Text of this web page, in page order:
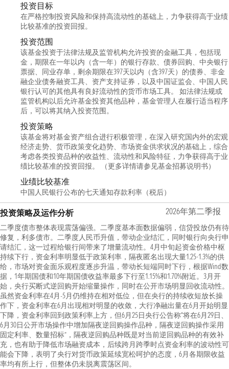
投资目标
在严格控制投资风险和保持高流动性的基础上，力争获得高于业绩
比较基准的投资回报。
投资范围
该基金投资于法律法规及监管机构允许投资的金融工具，包括现
金，期限在一年以内（含一年）的银行存款、债券回购、中央银行
票据、同业存单，剩余期限在397天以内（含397天）的债券、非金
融企业债务融资工具、资产支持证券，以及中国证监会、中国人民
银行认可的其他具有良好流动性的货币市场工具。 如法律法规或
监管机构以后允许基金投资其他品种，基金管理人在履行适当程序
后，可以将其纳入投资范围。
投资策略
该基金将对基金资产组合进行积极管理，在深入研究国内外的宏观
经济走势、货币政策变化趋势、市场资金供求状况的基础上，综合
考虑各类投资品种的收益性、流动性和风险特征，力争获得高于业
绩比较基准的投资回报。 （更多详情请参见基金招募说明书）
业绩比较基准
中国人民银行公布的七天通知存款利率（税后）
投资策略及运作分析 2026年第二季报
二季度债市整体表现震荡偏强。二季度基本面数据偏弱，信贷投放仍有待
修复，利多债市。二季度人民币升值，带动企业结汇，同时银行向央行申
请结汇，这一过程给银行间带来了增量流动性。4月中旬起资金价格中枢
持续下行，资金利率明显低于政策利率，隔夜匿名出现大量1.25-1.3%的供
给，市场对资金面乐观程度逐步升温，带动长短端同时下行，根据Wind数
据，1年期国债和10年期国债收益率最多下行至1.15%和1.70%附近。3月开
始，央行买断式逆回购开始缩量操作，同时在公开市场明显回收流动性。
虽然资金利率在4月-5月仍维持在相对低位，但在央行的持续收短放长操
作下，资金利率在6月出现相对明显的收敛，大行净融出量在6月开始明显
下降，资金利率回到政策利率上方，但6月25日央行公告称“将在6月29日、
6月30日公开市场操作中增加隔夜逆回购操作品种，隔夜逆回购操作采用
固定利率、数量招标”，隔夜逆回购品种既是对当前逆回购品种的有效补
充，也有助于降低市场融资成本，后续跨月跨季时点资金利率的波动性可
能会下降，表明了央行对货币政策延续宽松呵护的态度，6月各期限收益
率均有所上行，但整体仍未脱离震荡区间。